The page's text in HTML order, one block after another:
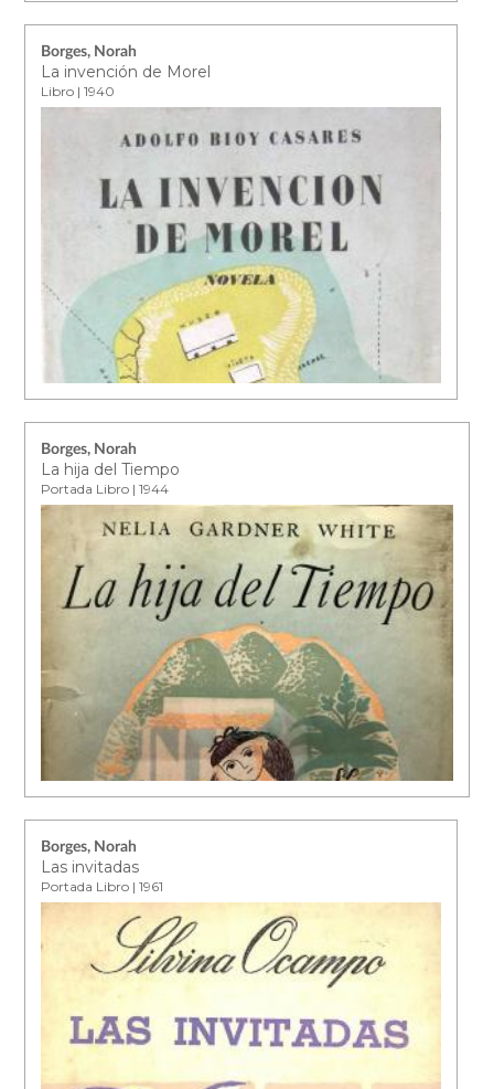
Borges, Norah
La invención de Morel
Libro | 1940
Borges, Norah
La hija del Tiempo
Portada Libro | 1944
Borges, Norah
Las invitadas
Portada Libro | 1961